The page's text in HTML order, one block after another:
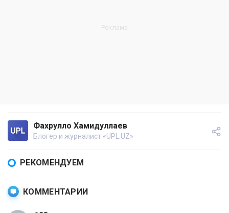
Фахрулло Хамидуллаев
Блогер и журналист «UPL.UZ»
РЕКОМЕНДУЕМ
КОММЕНТАРИИ